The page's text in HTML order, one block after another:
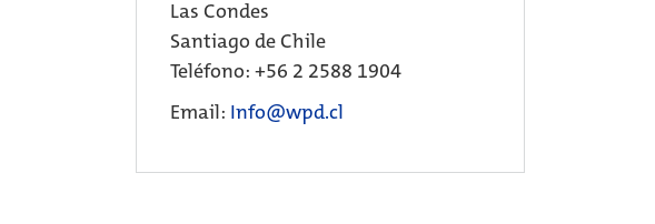
Las Condes
Santiago de Chile
Teléfono: +56 2 2588 1904
Email: Info@wpd.cl